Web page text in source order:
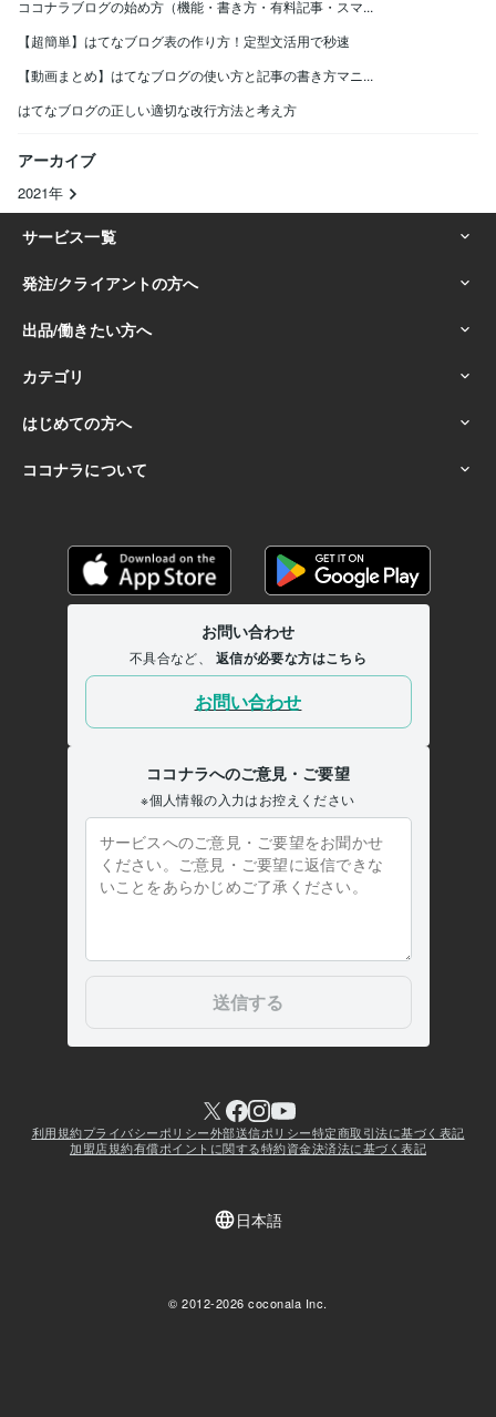
ココナラブログの始め方（機能・書き方・有料記事・スマ...
【超簡単】はてなブログ表の作り方！定型文活用で秒速
【動画まとめ】はてなブログの使い方と記事の書き方マニ...
はてなブログの正しい適切な改行方法と考え方
アーカイブ
2021年